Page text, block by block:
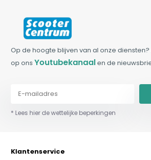
Op de hoogte blijven van al onze
op onsYoutubekanaalen de
* Lees hier de wettelijke beperkingen
Klantenservice